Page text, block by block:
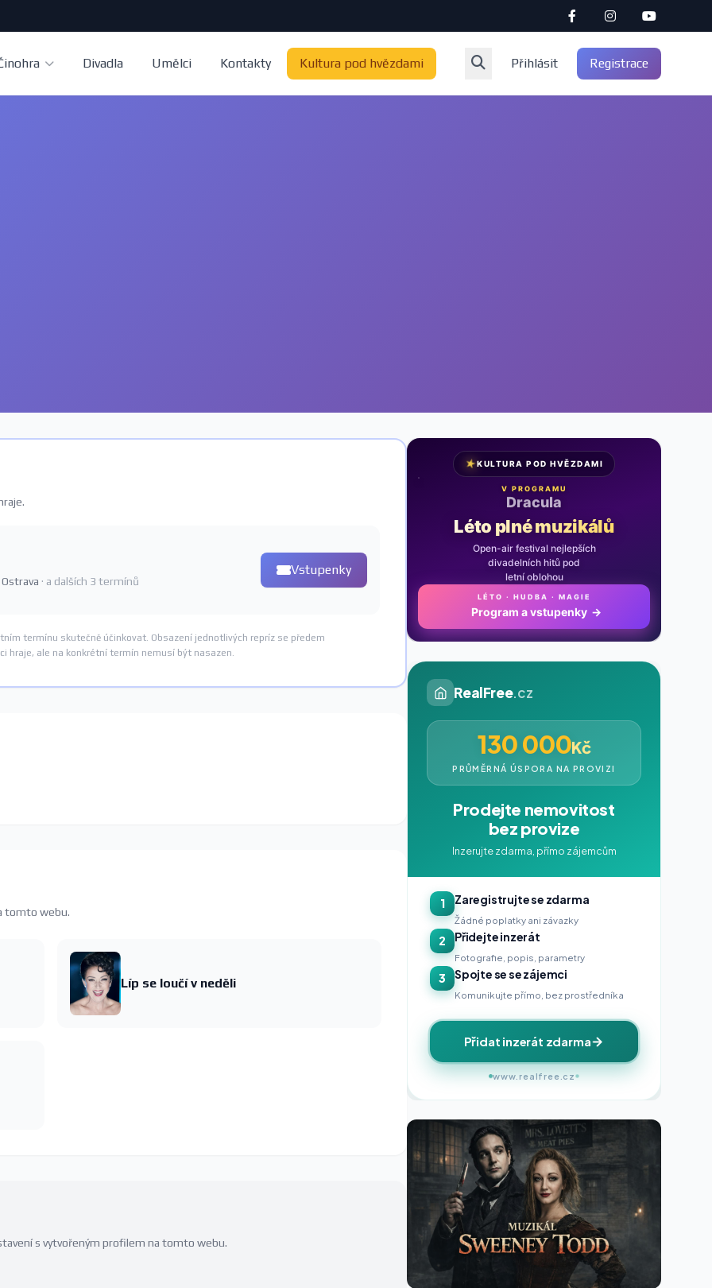
Divadla Umělci Kontakty Kultura pod hvězdami Přihlásit Registrace
· a dalších 3 termínů
Vstupenky
termínu skutečně účinkovat. Obsazení jednotlivých repríz se předem
hraje, ale na konkrétní termín nemusí být nasazen.
tomto webu.
Líp se loučí v neděli
s vytvořeným profilem na tomto webu.
★KULTURA POD HVĚZDAMI
V PROGRAMU
Noc na Karlštejně
Léto plné muzikálů
Open-air festival nejlepších
divadelních hitů pod
letní oblohou
LÉTO · HUDBA · MAGIE
Program a vstupenky →
RealFree.cz
130 000Kč
PRŮMĚRNÁ ÚSPORA NA PROVIZI
Prodejte nemovitost
bez provize
Inzerujte zdarma, přímo zájemcům
1 Zaregistrujte se zdarma
Žádné poplatky ani závazky
2 Přidejte inzerát
Fotografie, popis, parametry
3 Spojte se se zájemci
Komunikujte přímo, bez prostředníka
Přidat inzerát zdarma
www.realfree.cz